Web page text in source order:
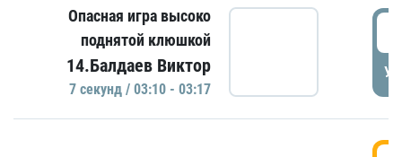
Опасная игра высоко
поднятой клюшкой
14.Балдаев Виктор
7 секунд / 03:10 - 03:17